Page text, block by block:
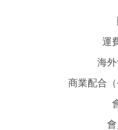
運
海
商業配合（